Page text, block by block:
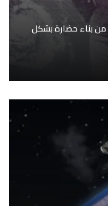
بناء حضارة بشكل